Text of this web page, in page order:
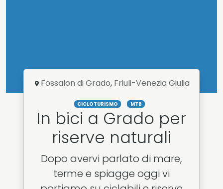
Fossalon di Grado, Friuli-Venezia Giulia
CICLOTURISMO MTB
In bici a Grado per
riserve naturali
Dopo avervi parlato di mare,
terme e spiagge oggi vi